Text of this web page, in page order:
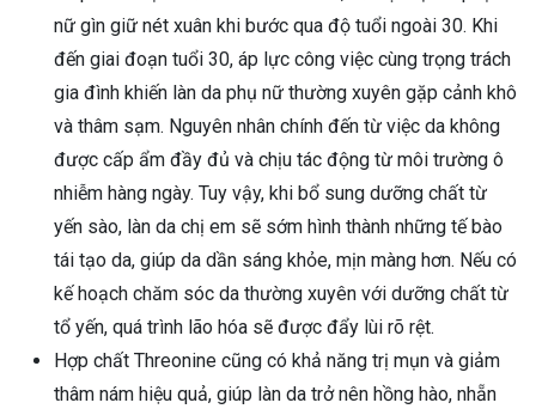
nữ gìn giữ nét xuân khi bước qua độ tuổi ngoài 30. Khi
đến giai đoạn tuổi 30, áp lực công việc cùng trọng trách
gia đình khiến làn da phụ nữ thường xuyên gặp cảnh khô
và thâm sạm. Nguyên nhân chính đến từ việc da không
được cấp ẩm đầy đủ và chịu tác động từ môi trường ô
nhiễm hàng ngày. Tuy vậy, khi bổ sung dưỡng chất từ
yến sào, làn da chị em sẽ sớm hình thành những tế bào
tái tạo da, giúp da dần sáng khỏe, mịn màng hơn. Nếu có
kế hoạch chăm sóc da thường xuyên với dưỡng chất từ
tổ yến, quá trình lão hóa sẽ được đẩy lùi rõ rệt.
Hợp chất Threonine cũng có khả năng trị mụn và giảm
thâm nám hiệu quả, giúp làn da trở nên hồng hào, nhẵn